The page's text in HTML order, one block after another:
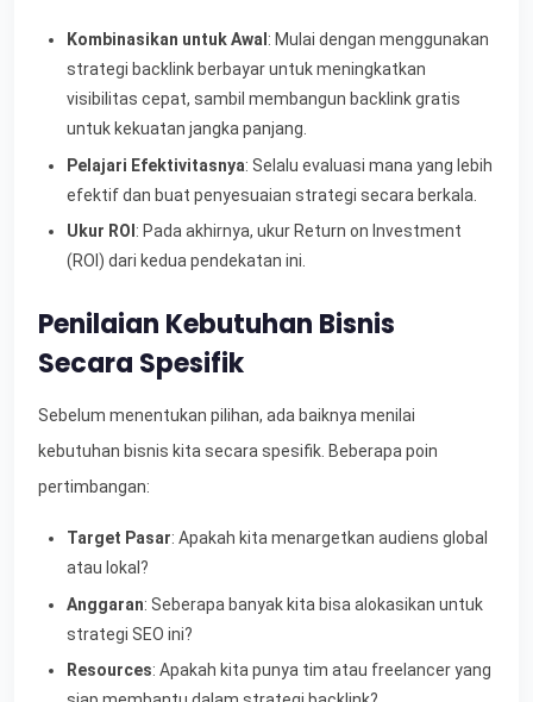
Kombinasikan untuk Awal : Mulai dengan menggunakan
strategi backlink berbayar untuk meningkatkan
visibilitas cepat, sambil membangun backlink gratis
untuk kekuatan jangka panjang.
Pelajari Efektivitasnya: Selalu evaluasi mana yang lebih
efektif dan buat penyesuaian strategi secara berkala.
Ukur ROI : Pada akhirnya, ukur Return on Investment
(ROI) dari kedua pendekatan ini.
Penilaian Kebutuhan Bisnis
Secara Spesifik
Sebelum menentukan pilihan, ada baiknya menilai
kebutuhan bisnis kita secara spesifik. Beberapa poin
pertimbangan:
Target Pasar: Apakah kita menargetkan audiens global
atau lokal?
Anggaran: Seberapa banyak kita bisa alokasikan untuk
strategi SEO ini?
Resources: Apakah kita punya tim atau freelancer yang